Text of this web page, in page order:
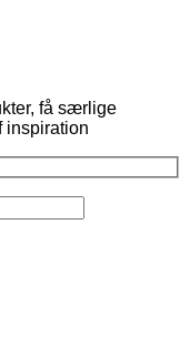
få særlige
inspiration